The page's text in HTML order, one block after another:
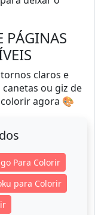
PÁGINAS
claros e
ou giz de
colorir agora 🎨
Para Colorir
para Colorir